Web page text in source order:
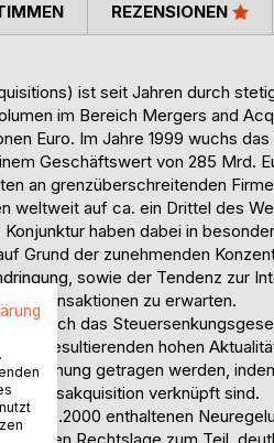
ist seit Jahren durch
im Bereich Mergers and
Euro. Im Jahre 1999 wuchs
Geschäftswert von 285 Mrd.
an grenzüberschreitenden
weltweit auf ca. ein Drittel des
haben dabei in
Grund der zunehmenden
sowie der Tendenz zur
an Transaktionen zu erwarten.
durch das
resultierenden hohen
Rechnung getragen werden,
verknüpft sind.
23.10.2000 enthaltenen
REZENSIONEN